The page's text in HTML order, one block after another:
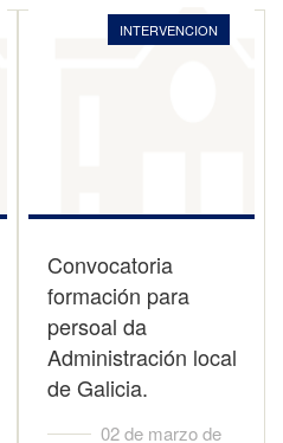
INTERVENCION
Convocatoria
formación para
persoal da
Administración local
de Galicia.
02 de marzo de